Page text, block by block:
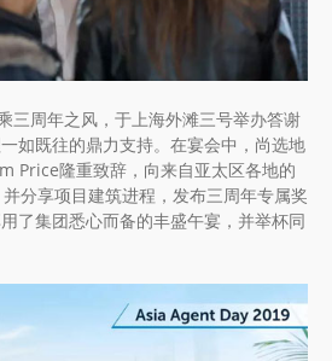
三周年之风，于上海外滩三号举办答谢
如既往的鼎力支持。在宴会中，尚选地
Price隆重致辞，向来自亚太区各地的
分享项目建筑进程，发布三周年专属奖
了集团悉心而备的丰盛午宴，并举杯同